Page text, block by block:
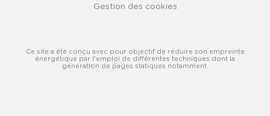
Gestion des cookies
Ce site a été conçu avec pour objectif de réduire son empreinte
énergétique par l'emploi de différentes techniques dont la
génération de pages statiques notamment.